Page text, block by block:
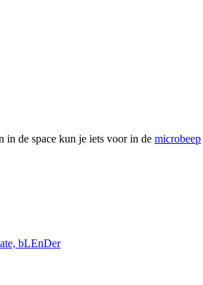
de space kun je iets voor in de microbeep
bLEnDer